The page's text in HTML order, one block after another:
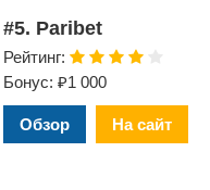
#5. Paribet
Рейтинг:
Бонус: ₽1 000
Обзор На сайт